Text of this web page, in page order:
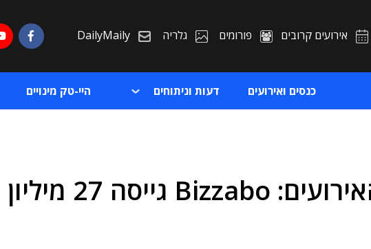
אירועים קרובים פורומים גלריה DailyMaily
כנסים ואירועים דעות וניתוחים היי-טק מינויים
ביג דטה לעולם האירועים: Bizzabo גייסה 27 מיליון